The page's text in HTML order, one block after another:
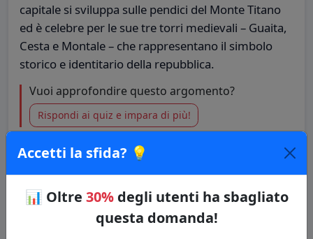
Accetti la sfida? 💡
📊 Oltre 30%degli utenti ha sbagliato
questa domanda!
capitale si sviluppa sulle pendici del Monte Titano
ed è celebre per le sue tre torri medievali – Guaita,
Cesta e Montale – che rappresentano il simbolo
storico e identitario della repubblica.
Vuoi approfondire questo argomento?
Rispondi ai quiz e impara di più!
🔗 Copia il link della domanda
Quiz: Capitali europee
Categoria: Capitali del mondo